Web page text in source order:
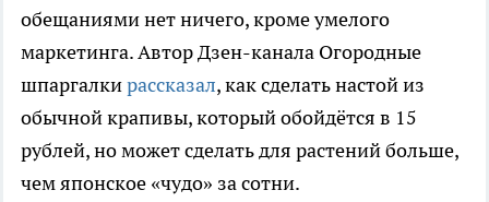
обещаниями нет ничего, кроме умелого
маркетинга. Автор Дзен-канала Огородные
шпаргалкирассказал, как сделать настой из
обычной крапивы, который обойдётся в 15
рублей, но может сделать для растений больше,
чем японское «чудо» за сотни.